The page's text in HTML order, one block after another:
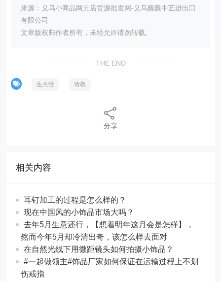
来源：义乌小商品两元店货源批发网-义乌巍巍中艺进出口
有限公司
文章版权归作者所有，未经允许请勿转载。
THE END
生意经 请教
分享
相关内容
耳钉加工的过程是怎么样的？
现在中国风的小饰品市场大吗？
去年5月生意还行，【想着明年这月会是怎样】，
然而今年5月却冷清出奇，该怎么样去面对
在自然光线下用微距镜头如何拍摄小饰品？
#一起做领主#饰品厂家如何保证在运输过程上不划
伤戒指